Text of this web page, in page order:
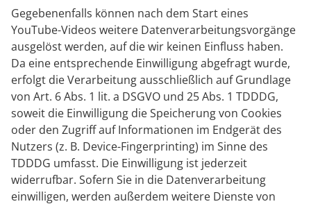
Gegebenenfalls können nach dem Start eines
YouTube-Videos weitere Datenverarbeitungsvorgänge
ausgelöst werden, auf die wir keinen Einfluss haben.
Da eine entsprechende Einwilligung abgefragt wurde,
erfolgt die Verarbeitung ausschließlich auf Grundlage
von Art. 6 Abs. 1 lit. a DSGVO und 25 Abs. 1 TDDDG,
soweit die Einwilligung die Speicherung von Cookies
oder den Zugriff auf Informationen im Endgerät des
Nutzers (z. B. Device-Fingerprinting) im Sinne des
TDDDG umfasst. Die Einwilligung ist jederzeit
widerrufbar. Sofern Sie in die Datenverarbeitung
einwilligen, werden außerdem weitere Dienste von